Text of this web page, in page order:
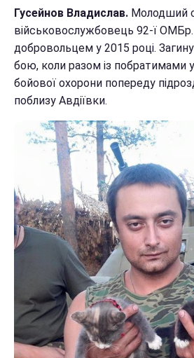
Гусейнов Владислав. Молодший
військовослужбовець 92-ї
добровольцем у 2015 році.
бою, коли разом із побратимами
бойової охорони попереду
поблизу Авдіївки.